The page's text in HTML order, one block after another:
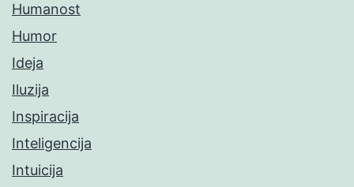
Humanost
Humor
Ideja
Iluzija
Inspiracija
Inteligencija
Intuicija